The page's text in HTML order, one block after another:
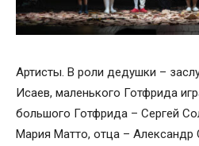
Артисты. В роли дедушки –
Исаев, маленького Готфрида
большого Готфрида – Сергей
Мария Матто, отца – Александр